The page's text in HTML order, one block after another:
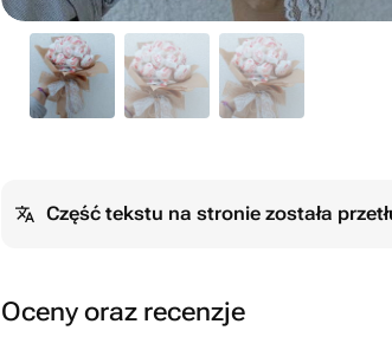
Część tekstu na stronie została
Oceny oraz recenzje